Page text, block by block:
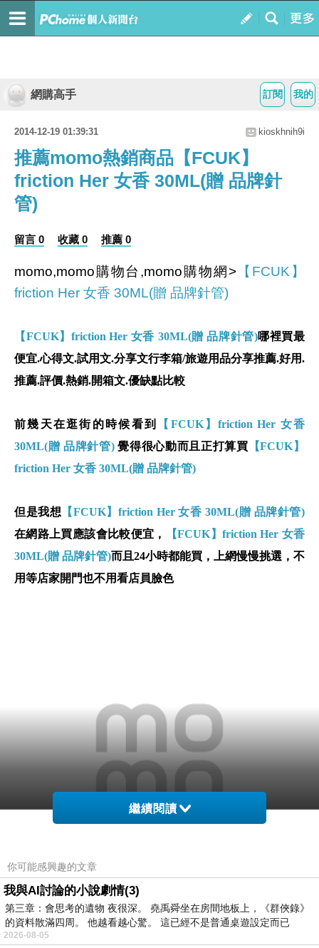
我的
訂閱
網購高手
2014-12-19 01:39:31 kioskhnih9i
推薦momo熱銷商品【FCUK】
friction Her 女香 30ML(贈 品牌針
管)
留言 0 收藏 0 推薦 0
momo,momo購物台,momo購物網>【FCUK】
friction Her 女香 30ML(贈 品牌針管)
【FCUK】friction Her 女香 30ML(贈 品牌針管)哪裡買最
便宜.心得文.試用文.分享文行李箱/旅遊用品分享推薦.好用.
推薦.評價.熱銷.開箱文.優缺點比較
前幾天在逛街的時候看到
【FCUK】friction Her 女香
30ML(贈 品牌針管)覺得很心動而且正打算買 【FCUK】
friction Her 女香 30ML(贈 品牌針管)
但是我想 【FCUK】friction Her 女香 30ML(贈 品牌針管)
在網路上買應該會比較便宜，
【FCUK】friction Her 女香
30ML(贈 品牌針管)而且24小時都能買，上網慢慢挑選，不
用等店家開門也不用看店員臉色
商品網址
繼續閱讀
你可能感興趣的文章
我與AI討論的小說劇情(3)
第三章：會思考的遺物 夜很深。 堯禹舜坐在房間地板上，《群俠錄》
的資料散滿四周。 他越看越心驚。 這已經不是普通桌遊設定而已
2026-08-05